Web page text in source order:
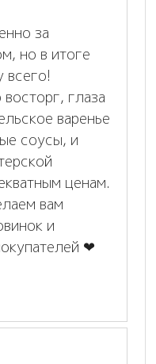
за
но в итоге
всего!
глаза
варенье
соусы, и
ценам.
вам
и
❤